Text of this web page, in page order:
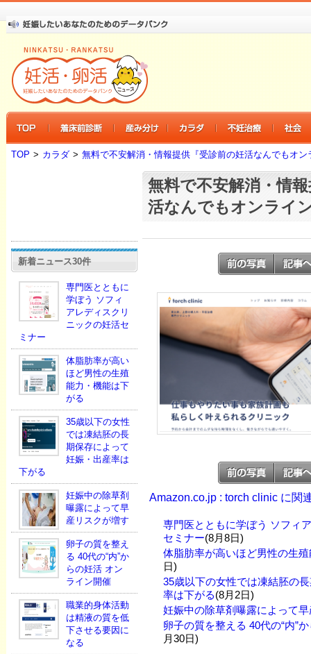
TOP > カラダ > 無料で不安解消・情報提供『受診前の妊活なんでもオン
新着ニュース30件
専門医とともに
学ぼう ソフィ
アレディスクリ
ニックの妊活セ
ミナー
体脂肪率が高い
ほど男性の生殖
能力・機能は下
がる
35歳以下の女性
では凍結胚の長
期保存によって
妊娠・出産率は
下がる
妊娠中の除草剤
曝露によって早
産リスクが増す
卵子の質を整え
る 40代の“内”か
らの妊活 オン
ライン開催
職業的身体活動
は精液の質を低
下させる要因に
なる
無料で不安解消・情
活なんでもオンライ
Amazon.co.jp : torch clinic に関
専門医とともに学ぼう ソフィ
セミナー(8月8日)
体脂肪率が高いほど男性の生
日)
35歳以下の女性では凍結胚の
率は下がる(8月2日)
妊娠中の除草剤曝露によって
卵子の質を整える 40代の“内”
月30日)